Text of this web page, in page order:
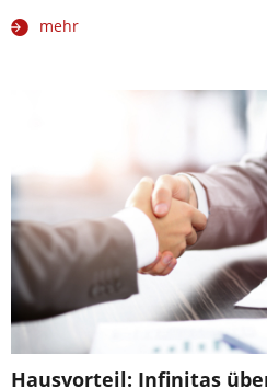
mehr
Hausvorteil: Infinitas